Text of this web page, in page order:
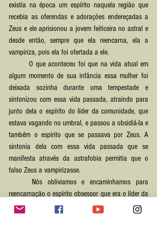
existia na época um espírito naquela região que
recebia as oferendas e adorações endereçadas a
Zeus e ele aprisionou a jovem feiticeira no astral e
desde então, sempre que ela reencarna, ela a
vampiriza, pois ela foi ofertada a ele.
	O que aconteceu foi que na vida atual em
algum momento de sua infância essa mulher foi
deixada sozinha durante uma tempestade e
sintonizou com essa vida passada, atraindo para
junto dela o espírito do líder da comunidade, que
estava vagando no umbral, e passou a obsidiá-la e
também o espírito que se passava por Zeus. A
sintonia dela com essa vida passada que se
manifesta através da astrafobia permitia que o
falso Zeus a vampirizasse.
reencarnação o espírito obsessor que era o líder da
comunidade e também o falso Zeus, que mantinha